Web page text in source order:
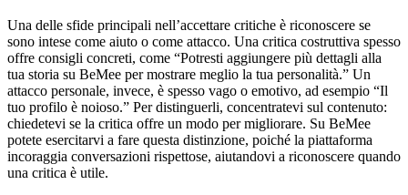
Una delle sfide principali nell’accettare critiche è riconoscere se
sono intese come aiuto o come attacco. Una critica costruttiva spesso
offre consigli concreti, come “Potresti aggiungere più dettagli alla
tua storia su BeMee per mostrare meglio la tua personalità.” Un
attacco personale, invece, è spesso vago o emotivo, ad esempio “Il
tuo profilo è noioso.” Per distinguerli, concentratevi sul contenuto:
chiedetevi se la critica offre un modo per migliorare. Su BeMee
potete esercitarvi a fare questa distinzione, poiché la piattaforma
incoraggia conversazioni rispettose, aiutandovi a riconoscere quando
una critica è utile.